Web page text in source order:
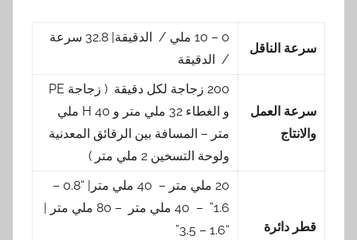
سرعة الناقل
0 – 10 ملي / الدقيقة| 32.8 سرعة
/ الدقيقة
سرعة العمل
والانتاج
200 زجاجة لكل دقيقة ( زجاجة PE
و الغطاء 32 ملي متر و H 40 ملي
متر – المسافة بين الرقائق المعدنية
ولوحة التسخين 2 ملي متر )
قطر دائرة
20 ملي متر – 40 ملي متر| “0.8 –
1.6” – 40 ملي متر – 80 ملي متر |
“1.6 – 3.5”